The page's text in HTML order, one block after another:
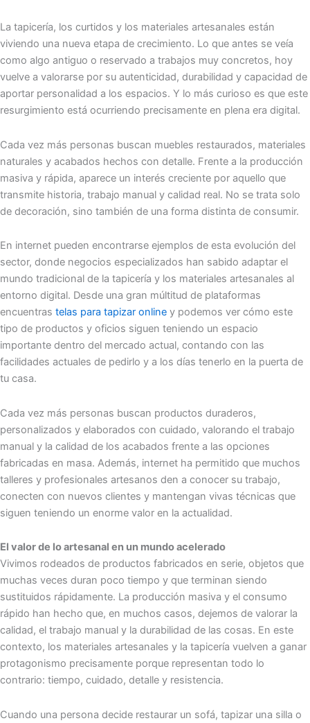
La tapicería, los curtidos y los materiales artesanales están
viviendo una nueva etapa de crecimiento. Lo que antes se veía
como algo antiguo o reservado a trabajos muy concretos, hoy
vuelve a valorarse por su autenticidad, durabilidad y capacidad de
aportar personalidad a los espacios. Y lo más curioso es que este
resurgimiento está ocurriendo precisamente en plena era digital.
Cada vez más personas buscan muebles restaurados, materiales
naturales y acabados hechos con detalle. Frente a la producción
masiva y rápida, aparece un interés creciente por aquello que
transmite historia, trabajo manual y calidad real. No se trata solo
de decoración, sino también de una forma distinta de consumir.
En internet pueden encontrarse ejemplos de esta evolución del
sector, donde negocios especializados han sabido adaptar el
mundo tradicional de la tapicería y los materiales artesanales al
entorno digital. Desde una gran múltitud de plataformas
encuentras telas para tapizar online y podemos ver cómo este
tipo de productos y oficios siguen teniendo un espacio
importante dentro del mercado actual, contando con las
facilidades actuales de pedirlo y a los días tenerlo en la puerta de
tu casa.
Cada vez más personas buscan productos duraderos,
personalizados y elaborados con cuidado, valorando el trabajo
manual y la calidad de los acabados frente a las opciones
fabricadas en masa. Además, internet ha permitido que muchos
talleres y profesionales artesanos den a conocer su trabajo,
conecten con nuevos clientes y mantengan vivas técnicas que
siguen teniendo un enorme valor en la actualidad.
El valor de lo artesanal en un mundo acelerado
Vivimos rodeados de productos fabricados en serie, objetos que
muchas veces duran poco tiempo y que terminan siendo
sustituidos rápidamente. La producción masiva y el consumo
rápido han hecho que, en muchos casos, dejemos de valorar la
calidad, el trabajo manual y la durabilidad de las cosas. En este
contexto, los materiales artesanales y la tapicería vuelven a ganar
protagonismo precisamente porque representan todo lo
contrario: tiempo, cuidado, detalle y resistencia.
Cuando una persona decide restaurar un sofá, tapizar una silla o